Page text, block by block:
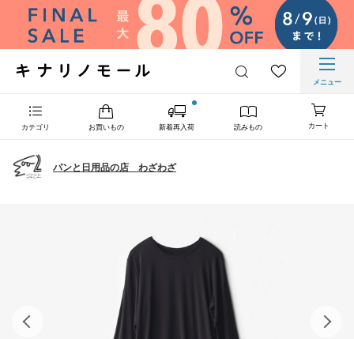
メニュー
カテゴリ お買いもの 新着再入荷 読みもの カート
パンと日用品の店 わざわざ